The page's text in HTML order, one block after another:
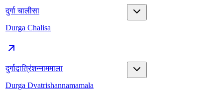
दुर्गा चालीसा
Durga Chalisa
दुर्गाद्वात्रिंशन्नाममाला
Durga Dvatrishannamamala